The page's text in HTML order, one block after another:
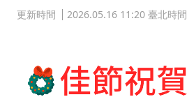
更新時間 2026.05.16 11:20 臺北時間